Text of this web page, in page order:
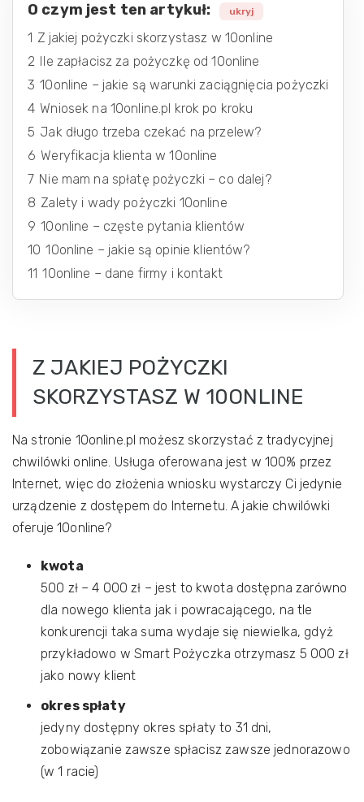
O czym jest ten artykuł: ukryj
1 Z jakiej pożyczki skorzystasz w 10online
2 Ile zapłacisz za pożyczkę od 10online
3 10online – jakie są warunki zaciągnięcia pożyczki
4 Wniosek na 10online.pl krok po kroku
5 Jak długo trzeba czekać na przelew?
6 Weryfikacja klienta w 10online
7 Nie mam na spłatę pożyczki – co dalej?
8 Zalety i wady pożyczki 10online
9 10online – częste pytania klientów
10 10online – jakie są opinie klientów?
11 10online – dane firmy i kontakt
Z JAKIEJ POŻYCZKI
SKORZYSTASZ W 10ONLINE
Na stronie 10online.pl możesz skorzystać z tradycyjnej
chwilówki online. Usługa oferowana jest w 100% przez
Internet, więc do złożenia wniosku wystarczy Ci jedynie
urządzenie z dostępem do Internetu. A jakie chwilówki
oferuje 10online?
kwota
500 zł – 4 000 zł – jest to kwota dostępna zarówno
dla nowego klienta jak i powracającego, na tle
konkurencji taka suma wydaje się niewielka, gdyż
przykładowo w Smart Pożyczka otrzymasz 5 000 zł
jako nowy klient
okres spłaty
jedyny dostępny okres spłaty to 31 dni,
zobowiązanie zawsze spłacisz zawsze jednorazowo
(w 1 racie)